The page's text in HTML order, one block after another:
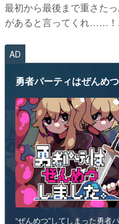
最初から最後まで重さた
があると言ってくれ……！
AD
勇者パーティはぜんめつ
“ぜんめつ”してしまった勇者